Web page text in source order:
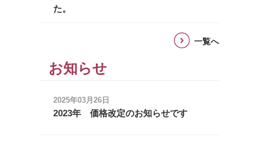
た。
一覧へ
お知らせ
2025年03月26日
2023年 価格改定のお知らせです